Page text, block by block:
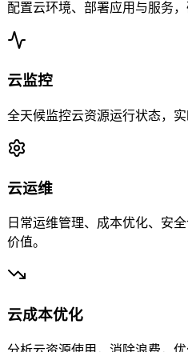
配置云环境、部署应用与服务，
云监控
全天候监控云资源运行状态，实
云运维
日常运维管理、成本优化、安
价值。
云成本优化